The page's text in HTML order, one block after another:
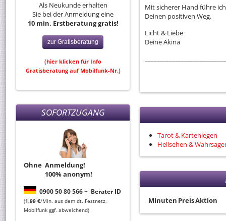
Als Neukunde erhalten
Sie bei der Anmeldung eine
10 min. Erstberatung gratis!
zur Gratisberatung
(hier klicken für Info
Gratisberatung auf Mobilfunk-Nr.)
SOFORTZUGANG
Ohne Anmeldung!
100% anonym!
0900 50 80 566+ Berater ID
(1,99 €/Min. aus dem dt. Festnetz,
Mobilfunk ggf. abweichend)
Mit sicherer Hand führe
Deinen positiven Weg.
Licht & Liebe
Deine Akina
Tarot & Kartenlegen
Hellsehen &
Minuten PreisAktion